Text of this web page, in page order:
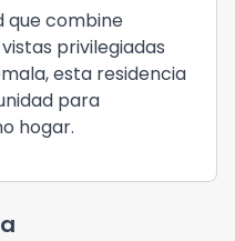
que combine
privilegiadas
esta residencia
para
hogar.